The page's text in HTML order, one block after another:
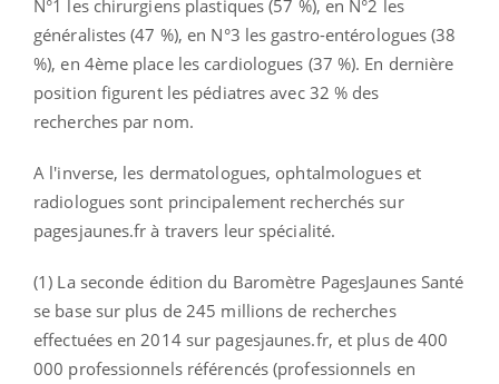
N°1 les chirurgiens plastiques (57 %), en N°2 les
généralistes (47 %), en N°3 les gastro-entérologues (38
%), en 4ème place les cardiologues (37 %). En dernière
position figurent les pédiatres avec 32 % des
recherches par nom.
A l'inverse, les dermatologues, ophtalmologues et
radiologues sont principalement recherchés sur
pagesjaunes.fr à travers leur spécialité.
(1) La seconde édition du Baromètre PagesJaunes Santé
se base sur plus de 245 millions de recherches
effectuées en 2014 sur pagesjaunes.fr, et plus de 400
000 professionnels référencés (professionnels en